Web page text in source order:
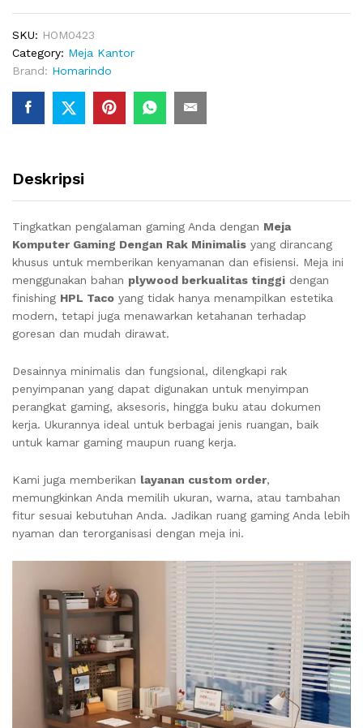
SKU: HOM0423
Category: Meja Kantor
Brand: Homarindo
Deskripsi
Tingkatkan pengalaman gaming Anda dengan Meja
Komputer Gaming Dengan Rak Minimalis yang dirancang
khusus untuk memberikan kenyamanan dan efisiensi. Meja ini
menggunakan bahan plywood berkualitas tinggi dengan
finishing HPL Taco yang tidak hanya menampilkan estetika
modern, tetapi juga menawarkan ketahanan terhadap
goresan dan mudah dirawat.
Desainnya minimalis dan fungsional, dilengkapi rak
penyimpanan yang dapat digunakan untuk menyimpan
perangkat gaming, aksesoris, hingga buku atau dokumen
kerja. Ukurannya ideal untuk berbagai jenis ruangan, baik
untuk kamar gaming maupun ruang kerja.
Kami juga memberikan layanan custom order,
memungkinkan Anda memilih ukuran, warna, atau tambahan
fitur sesuai kebutuhan Anda. Jadikan ruang gaming Anda lebih
nyaman dan terorganisasi dengan meja ini.